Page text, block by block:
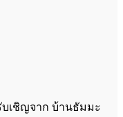
เชิญจาก บ้านธัมมะ